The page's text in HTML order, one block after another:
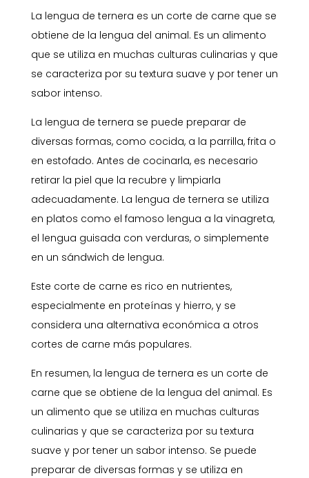
La lengua de ternera es un corte de carne que se
obtiene de la lengua del animal. Es un alimento
que se utiliza en muchas culturas culinarias y que
se caracteriza por su textura suave y por tener un
sabor intenso.
La lengua de ternera se puede preparar de
diversas formas, como cocida, a la parrilla, frita o
en estofado. Antes de cocinarla, es necesario
retirar la piel que la recubre y limpiarla
adecuadamente. La lengua de ternera se utiliza
en platos como el famoso lengua a la vinagreta,
el lengua guisada con verduras, o simplemente
en un sándwich de lengua.
Este corte de carne es rico en nutrientes,
especialmente en proteínas y hierro, y se
considera una alternativa económica a otros
cortes de carne más populares.
En resumen, la lengua de ternera es un corte de
carne que se obtiene de la lengua del animal. Es
un alimento que se utiliza en muchas culturas
culinarias y que se caracteriza por su textura
suave y por tener un sabor intenso. Se puede
preparar de diversas formas y se utiliza en